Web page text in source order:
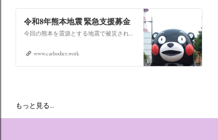
令和8年熊本地震 緊急支援募金
今回の熊本を震源とする地震で被災された皆さままだまだ余震も続き大変な時間を過ごされていると思います。心よりお見舞い申し上げます
www.carbodiet.work
もっと見る…